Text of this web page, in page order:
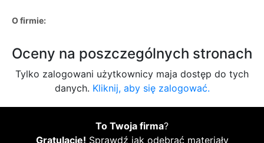
O firmie:
Oceny na poszczególnych stronach
Tylko zalogowani użytkownicy maja dostęp do tych
danych. Kliknij, aby się zalogować.
To Twoja firma?
Gratulacje! Sprawdź jak odebrać materiały